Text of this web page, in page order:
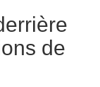
de